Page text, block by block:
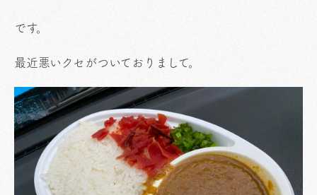
です。
最近悪いクセがついておりまして。